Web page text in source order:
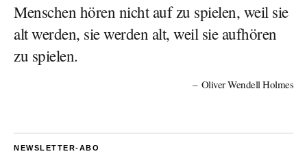
Menschen hören nicht auf zu spielen, weil sie
alt werden, sie werden alt, weil sie aufhören
zu spielen.
Oliver Wendell Holmes
NEWSLETTER-ABO